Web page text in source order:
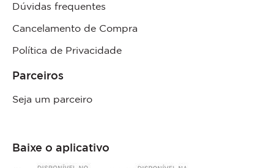
Dúvidas frequentes
Cancelamento de Compra
Política de Privacidade
Parceiros
Seja um parceiro
Baixe o aplicativo